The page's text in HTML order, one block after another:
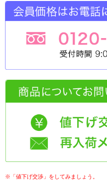
※「値下げ交渉」をしてみましょう。